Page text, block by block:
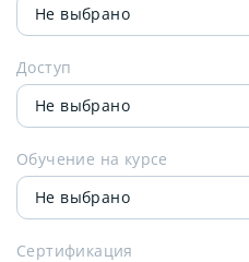
Не выбрано
Доступ
Не выбрано
Обучение на курсе
Не выбрано
Сертификация